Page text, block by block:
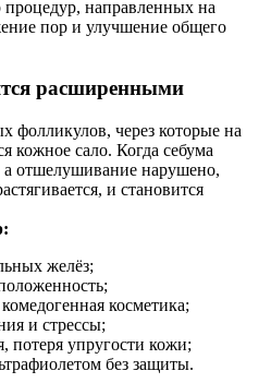
направленных на
пор и улучшение общего
расширенными
фолликулов, через которые на
кожное сало. Когда себума
отшелушивание нарушено,
и становится
желёз;
косметика;
и стрессы;
потеря упругости кожи;
без защиты.